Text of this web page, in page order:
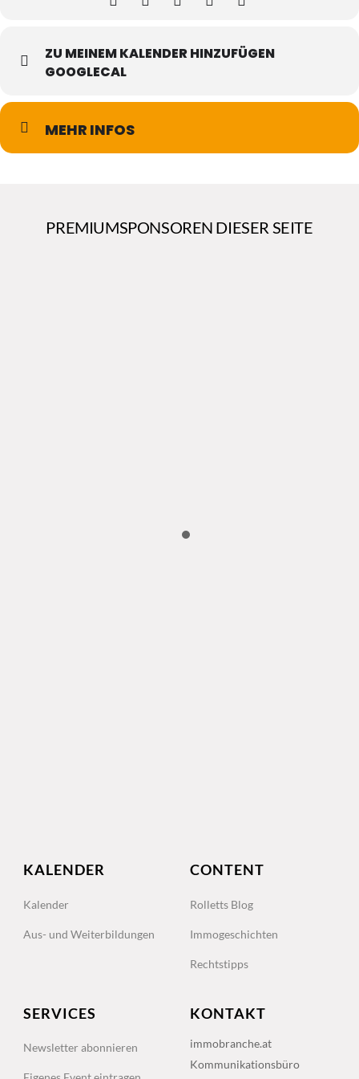
ZU MEINEM KALENDER HINZUFÜGEN
GOOGLECAL
MEHR INFOS
PREMIUMSPONSOREN DIESER SEITE
KALENDER
Kalender
Aus- und Weiterbildungen
CONTENT
Rolletts Blog
Immogeschichten
Rechtstipps
SERVICES
Newsletter abonnieren
KONTAKT
immobranche.at
Kommunikationsbüro